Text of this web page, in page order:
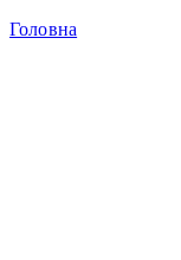
Головна